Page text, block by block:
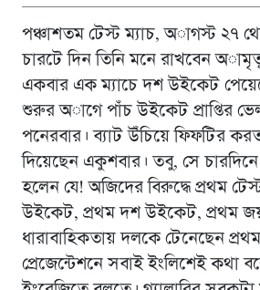
পঞ্চাশতম টেস্ট ম্যাচ, অাগস্ট ২৭
চারটে দিন তিনি মনে রাখবেন
একবার এক ম্যাচে দশ উইকেট
শুরুর অাগে পাঁচ উইকেট প্রাপ্তির
পনেরবার। ব্যাট উঁচিয়ে ফিফটির
দিয়েছেন একুশবার। তবু, সে চারদিনে
হলেন যে! অজিদের বিরুদ্ধে প্রথম
উইকেট, প্রথম দশ উইকেট, প্রথম
ধারাবাহিকতায় দলকে টেনেছেন
প্রেজেন্টেশনে সবাই ইংলিশেই কথা